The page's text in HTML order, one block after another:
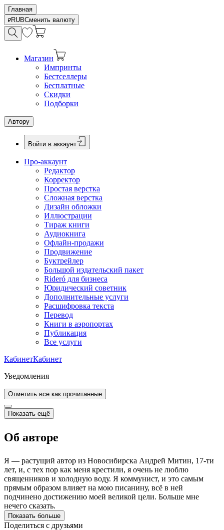
Главная
RUBСменить валюту
Магазин
Импринты
Бестселлеры
Бесплатные
Скидки
Подборки
Автору
Войти в аккаунт
Про-аккаунт
Редактор
Корректор
Простая верстка
Сложная верстка
Дизайн обложки
Иллюстрации
Тираж книги
Аудиокнига
Офлайн-продажи
Продвижение
Буктрейлер
Большой издательский пакет
Rideró для бизнеса
Юридический советник
Дополнительные услуги
Расшифровка текста
Перевод
Книги в аэропортах
Публикация
Все услуги
КабинетКабинет
Уведомления
Отметить все как прочитанные
Показать ещё
Об авторе
Я — растущий автор из Новосибирска Андрей Митин, 17-ти
лет, и, с тех пор как меня крестили, я очень не люблю
священников и холодную воду. Я коммунист, и это самым
прямым образом влияет на мою писанину, всё в ней
подчинено достижению моей великой цели. Больше мне
нечего сказать.
Показать больше
Поделиться с друзьями